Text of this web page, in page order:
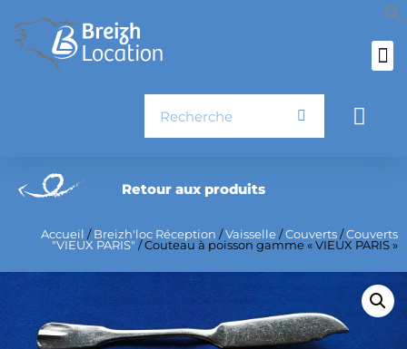
au
contenu
Retour aux produits
Accueil / Breizh'loc Réception /Vaisselle /Couverts /Couverts
"VIEUX PARIS" / Couteau à poisson gamme « VIEUX PARIS »